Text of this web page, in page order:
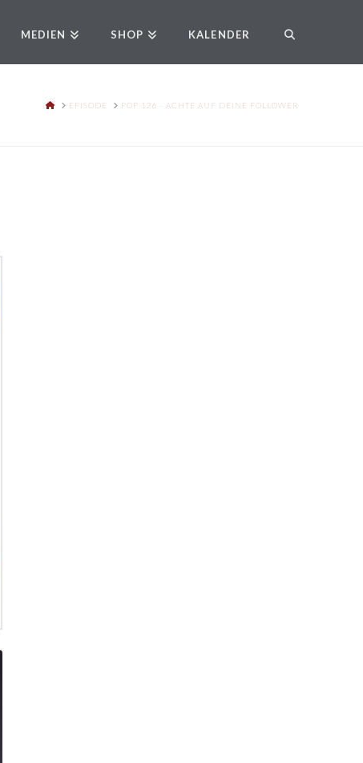
MEDIEN SHOP KALENDER
HOMEEPISODE POP 126 - ACHTE AUF DEINE FOLLOWER